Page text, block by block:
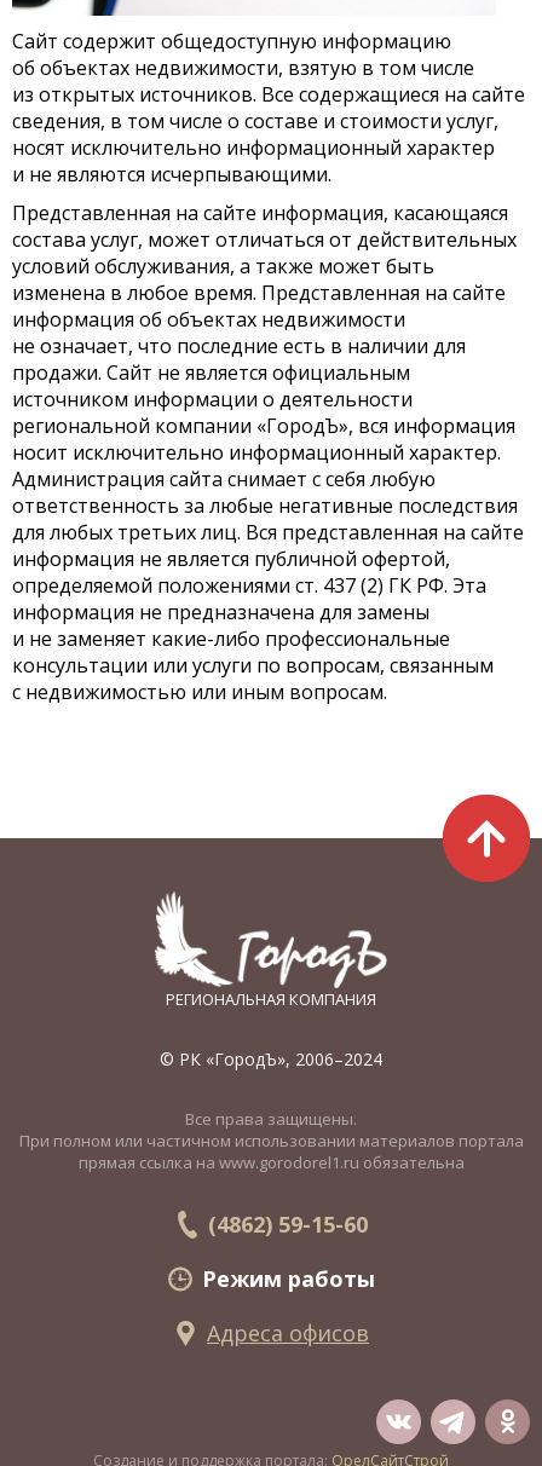
Сайт содержит общедоступную информацию
об объектах недвижимости, взятую в том числе
из открытых источников. Все содержащиеся на сайте
сведения, в том числе о составе и стоимости услуг,
носят исключительно информационный характер
и не являются исчерпывающими.
Представленная на сайте информация, касающаяся
состава услуг, может отличаться от действительных
условий обслуживания, а также может быть
изменена в любое время. Представленная на сайте
информация об объектах недвижимости
не означает, что последние есть в наличии для
продажи. Сайт не является официальным
источником информации о деятельности
региональной компании «ГородЪ», вся информация
носит исключительно информационный характер.
Администрация сайта снимает с себя любую
ответственность за любые негативные последствия
для любых третьих лиц. Вся представленная на сайте
информация не является публичной офертой,
определяемой положениями ст. 437 (2) ГК РФ. Эта
информация не предназначена для замены
и не заменяет какие-либо профессиональные
консультации или услуги по вопросам, связанным
с недвижимостью или иным вопросам.
РЕГИОНАЛЬНАЯ КОМПАНИЯ
© РК «ГородЪ», 2006–2024
Все права защищены.
При полном или частичном использовании материалов портала
прямая ссылка на www.gorodorel1.ru обязательна
(4862) 59-15-60
Режим работы
Адреса офисов
Создание и поддержка портала: ОрелСайтСтрой